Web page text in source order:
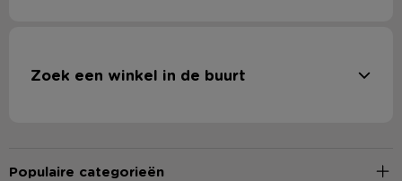
Zoek een winkel in de buurt
Populaire categorieën